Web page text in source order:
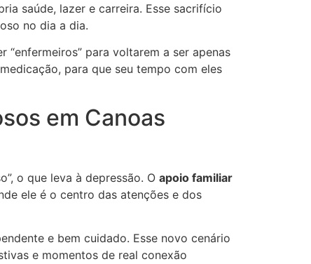
saúde, lazer e carreira. Esse sacrifício
no dia a dia.
para voltarem a ser apenas
para que seu tempo com eles
em Canoas
o que leva à depressão. O apoio familiar
ele é o centro das atenções e dos
e bem cuidado. Esse novo cenário
e momentos de real conexão